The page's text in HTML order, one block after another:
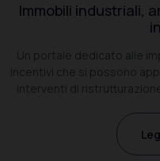
Immobili industriali,
Un portale dedicato alle
incentivi che si possono
interventi di